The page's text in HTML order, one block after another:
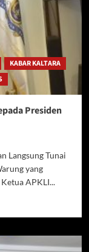
KABAR KALTARA
Presiden
Langsung Tunai
yang
APKLI...